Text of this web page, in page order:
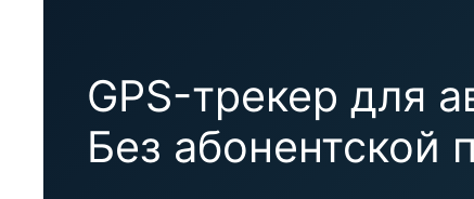
GPS-трекер для
Без абонентской